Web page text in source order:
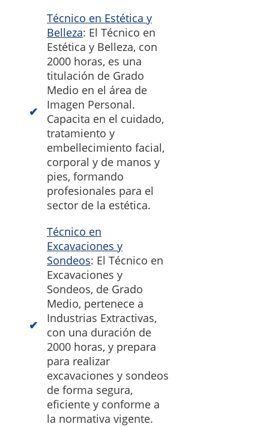
Técnico en Estética y
Belleza: El Técnico en
Estética y Belleza, con
2000 horas, es una
titulación de Grado
Medio en el área de
Imagen Personal.
Capacita en el cuidado,
tratamiento y
embellecimiento facial,
corporal y de manos y
pies, formando
profesionales para el
sector de la estética.
Técnico en
Excavaciones y
Sondeos: El Técnico en
Excavaciones y
Sondeos, de Grado
Medio, pertenece a
Industrias Extractivas,
con una duración de
2000 horas, y prepara
para realizar
excavaciones y sondeos
de forma segura,
eficiente y conforme a
la normativa vigente.